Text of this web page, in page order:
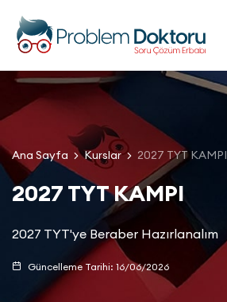
Ana Sayfa Kurslar 2027 TYT KAMPI
2027 TYT KAMPI
2027 TYT'ye Beraber Hazırlanalım
Güncelleme Tarihi: 16/06/2026